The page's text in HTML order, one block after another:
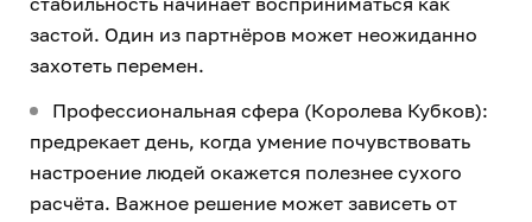
застой. Один из партнёров может неожиданно
захотеть перемен.
Профессиональная сфера (Королева Кубков):
предрекает день, когда умение почувствовать
настроение людей окажется полезнее сухого
расчёта. Важное решение может зависеть от